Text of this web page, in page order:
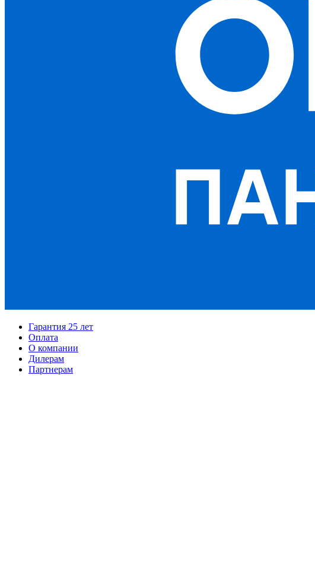
Гарантия 25 лет
Оплата
О компании
Дилерам
Партнерам